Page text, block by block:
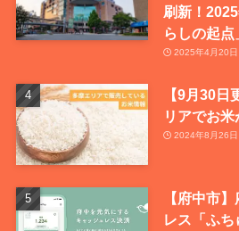
刷新！
らしの起
2025年4月20日
【9月30
リアでお米
2024年8月26日
【府中市
レス「ふち